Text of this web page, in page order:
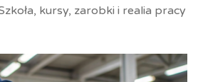
kursy, zarobki i realia pracy